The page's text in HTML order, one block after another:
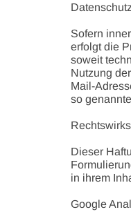
Datenschutz
Sofern
erfolgt die
soweit
Nutzung
Mail-
so
Dieser
in ihrem
Google